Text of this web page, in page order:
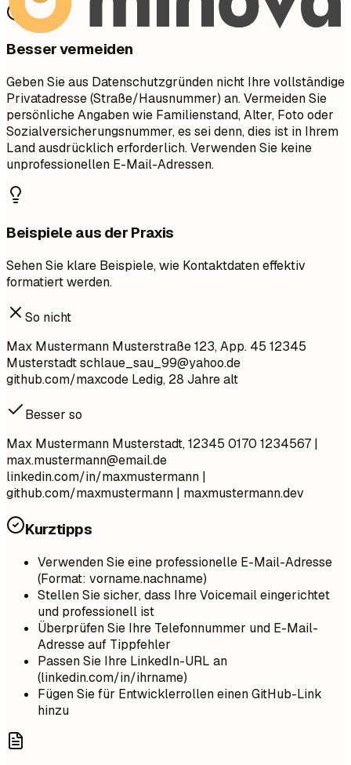
Besser vermeiden
Geben Sie aus Datenschutzgründen nicht Ihre vollständige
Privatadresse (Straße/Hausnummer) an. Vermeiden Sie
persönliche Angaben wie Familienstand, Alter, Foto oder
Sozialversicherungsnummer, es sei denn, dies ist in Ihrem
Land ausdrücklich erforderlich. Verwenden Sie keine
unprofessionellen E-Mail-Adressen.
Beispiele aus der Praxis
Sehen Sie klare Beispiele, wie Kontaktdaten effektiv
formatiert werden.
So nicht
Max Mustermann Musterstraße 123, App. 45 12345
Musterstadtschlaue_sau_99@yahoo.de
github.com/maxcode Ledig, 28 Jahre alt
Besser so
Max Mustermann Musterstadt, 12345 0170 1234567 |
max.mustermann@email.de
linkedin.com/in/maxmustermann |
github.com/maxmustermann | maxmustermann.dev
Kurztipps
Verwenden Sie eine professionelle E-Mail-Adresse
(Format: vorname.nachname)
Stellen Sie sicher, dass Ihre Voicemail eingerichtet
und professionell ist
Überprüfen Sie Ihre Telefonnummer und E-Mail-
Adresse auf Tippfehler
Passen Sie Ihre LinkedIn-URL an
(linkedin.com/in/ihrname)
Fügen Sie für Entwicklerrollen einen GitHub-Link
hinzu